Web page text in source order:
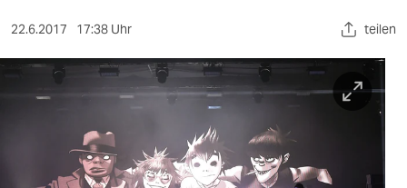
sport
berlin
wahrheit
22.6.2017 17:38 Uhr teilen